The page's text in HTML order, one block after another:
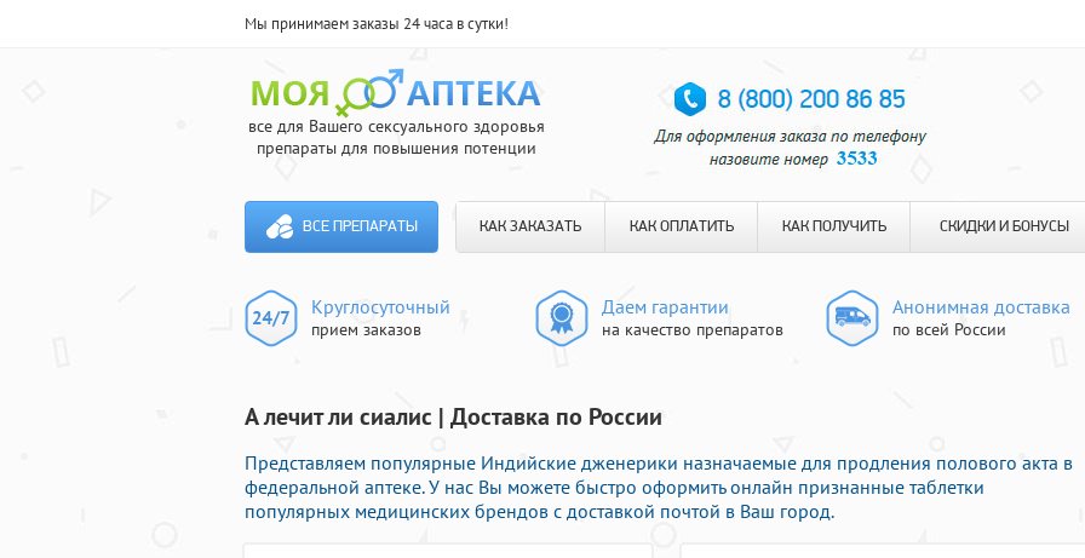
Мы принимаем заказы 24 часа в сутки!
все для Вашего сексуального здоровья
препараты для повышения потенции
ВСЕ ПРЕПАРАТЫ КАК ЗАКАЗАТЬ КАК ОПЛАТИТЬ КАК ПОЛУЧИТЬ СКИДКИ И БОНУСЫ
Круглосуточный
прием заказов
Даем гарантии
на качество препаратов
Анонимная доставка
по всей России
А лечит ли сиалис | Доставка по России
Представляем популярные Индийские дженерики назначаемые для продления полового акта в
федеральной аптеке. У нас Вы можете быстро оформить онлайн признанные таблетки
популярных медицинских брендов с доставкой почтой в Ваш город.